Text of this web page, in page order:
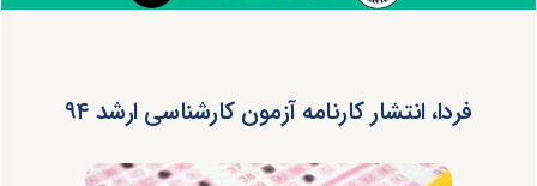
فردا، انتشار کارنامه آزمون کارشناسی ارشد ۹۴